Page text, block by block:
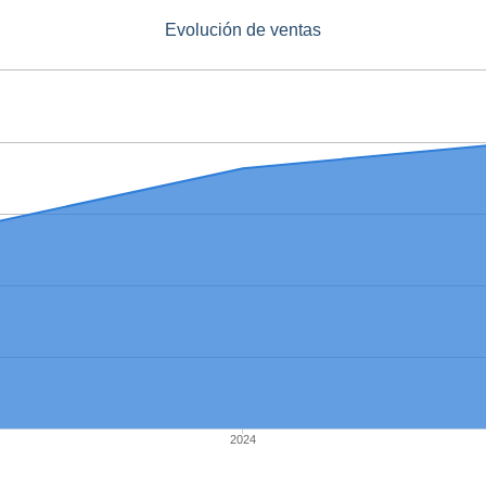
Evolución de ventas
2024